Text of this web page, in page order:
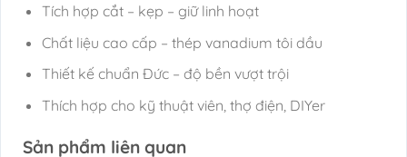
Tích hợp cắt – kẹp – giữ linh hoạt
Chất liệu cao cấp – thép vanadium tôi dầu
Thiết kế chuẩn Đức – độ bền vượt trội
Thích hợp cho kỹ thuật viên, thợ điện, DIYer
Sản phẩm liên quan